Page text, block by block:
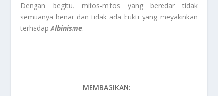
Dengan begitu, mitos-mitos yang beredar tidak
semuanya benar dan tidak ada bukti yang meyakinkan
terhadapAlbinisme.
MEMBAGIKAN: